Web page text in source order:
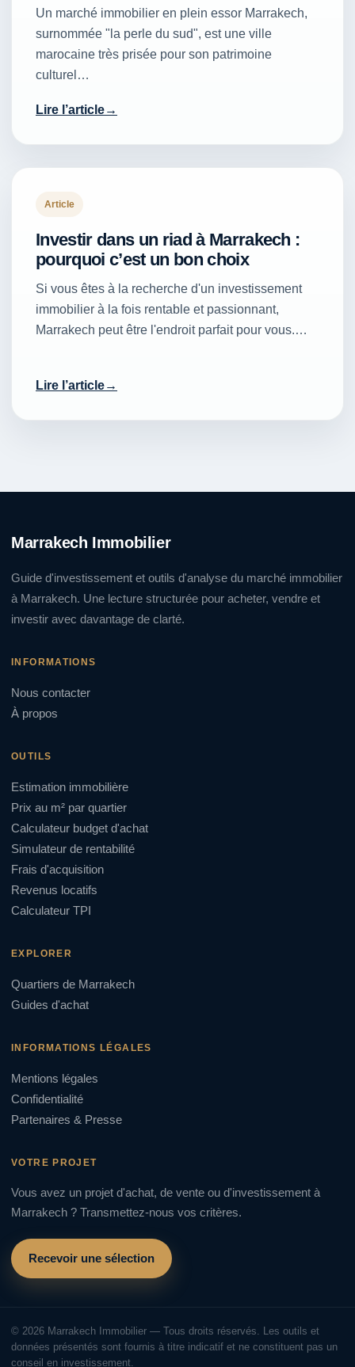
Un marché immobilier en plein essor Marrakech,
surnommée "la perle du sud", est une ville
marocaine très prisée pour son patrimoine
culturel…
Lire l’article
Article
Investir dans un riad à Marrakech :
pourquoi c’est un bon choix
Si vous êtes à la recherche d'un investissement
immobilier à la fois rentable et passionnant,
Marrakech peut être l'endroit parfait pour vous.…
Lire l’article
Marrakech Immobilier
Guide d'investissement et outils d'analyse du marché immobilier
à Marrakech. Une lecture structurée pour acheter, vendre et
investir avec davantage de clarté.
INFORMATIONS
Nous contacter
À propos
OUTILS
Estimation immobilière
Prix au m² par quartier
Calculateur budget d'achat
Simulateur de rentabilité
Frais d'acquisition
Revenus locatifs
Calculateur TPI
EXPLORER
Quartiers de Marrakech
Guides d'achat
INFORMATIONS LÉGALES
Mentions légales
Confidentialité
Partenaires & Presse
VOTRE PROJET
Vous avez un projet d'achat, de vente ou d'investissement à
Marrakech ? Transmettez-nous vos critères.
Recevoir une sélection
© 2026 Marrakech Immobilier — Tous droits réservés. Les outils et
données présentés sont fournis à titre indicatif et ne constituent pas un
conseil en investissement.